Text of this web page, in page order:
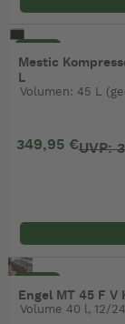
Mestic
L
Volumen: 45 L
349,95 €UVP:
Engel MT 45 F V
Volume 40 l, 12/